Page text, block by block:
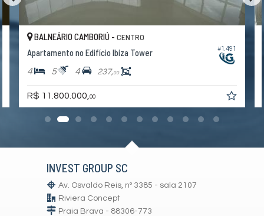
#1.491
BALNEÁRIO CAMBORIÚ -CENTRO
Apartamento no Edifício Ibiza Tower
4 5 4 237,00
R$ 11.800.000,00
INVEST GROUP SC
Av. Osvaldo Reis, nº 3385 - sala 2107
Riviera Concept
Praia Brava - 88306-773